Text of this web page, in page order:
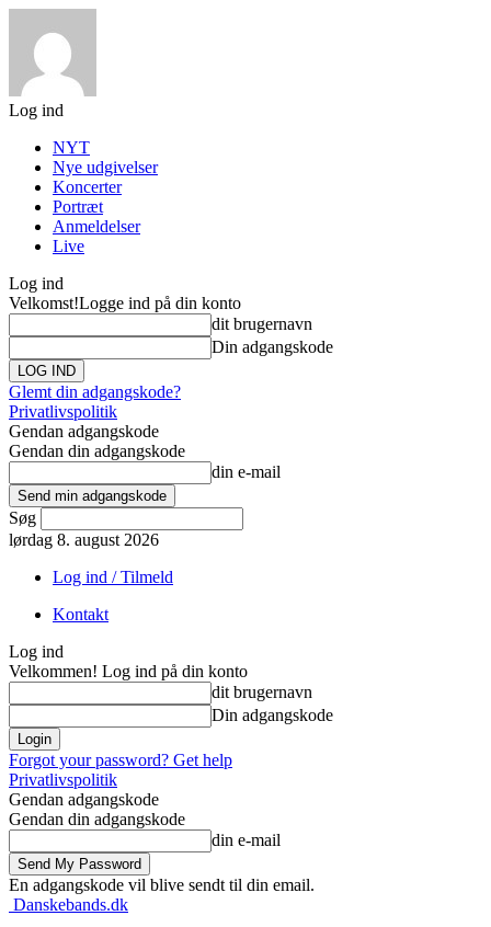
Log ind
NYT
Nye udgivelser
Koncerter
Portræt
Anmeldelser
Live
Log ind
Velkomst!Logge ind på din konto
dit brugernavn
Din adgangskode
Glemt din adgangskode?
Privatlivspolitik
Gendan adgangskode
Gendan din adgangskode
din e-mail
Søg
lørdag 8. august 2026
Log ind / Tilmeld
Kontakt
Log ind
Velkommen! Log ind på din konto
dit brugernavn
Din adgangskode
Forgot your password? Get help
Privatlivspolitik
Gendan adgangskode
Gendan din adgangskode
din e-mail
En adgangskode vil blive sendt til din email.
Danskebands.dk